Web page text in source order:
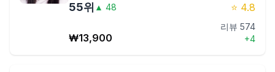
55위 ▲ 48 ⭐ 4.8
₩13,900
리뷰 574
+4